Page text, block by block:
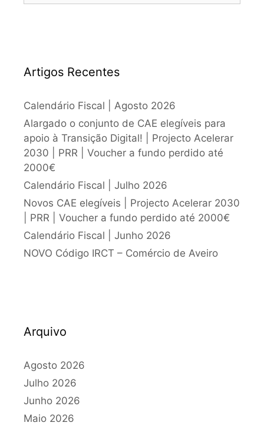
Artigos Recentes
Calendário Fiscal | Agosto 2026
Alargado o conjunto de CAE elegíveis para
apoio à Transição Digital! | Projecto Acelerar
2030 | PRR | Voucher a fundo perdido até
2000€
Calendário Fiscal | Julho 2026
Novos CAE elegíveis | Projecto Acelerar 2030
| PRR | Voucher a fundo perdido até 2000€
Calendário Fiscal | Junho 2026
NOVO Código IRCT – Comércio de Aveiro
Arquivo
Agosto 2026
Julho 2026
Junho 2026
Maio 2026